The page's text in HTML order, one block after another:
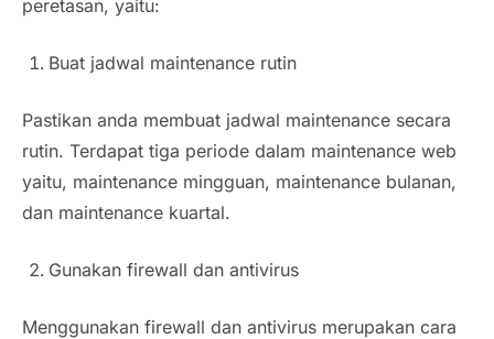
peretasan, yaitu:
Buat jadwal maintenance rutin
Pastikan anda membuat jadwal maintenance secara
rutin. Terdapat tiga periode dalam maintenance web
yaitu, maintenance mingguan, maintenance bulanan,
dan maintenance kuartal.
Gunakan firewall dan antivirus
Menggunakan firewall dan antivirus merupakan cara